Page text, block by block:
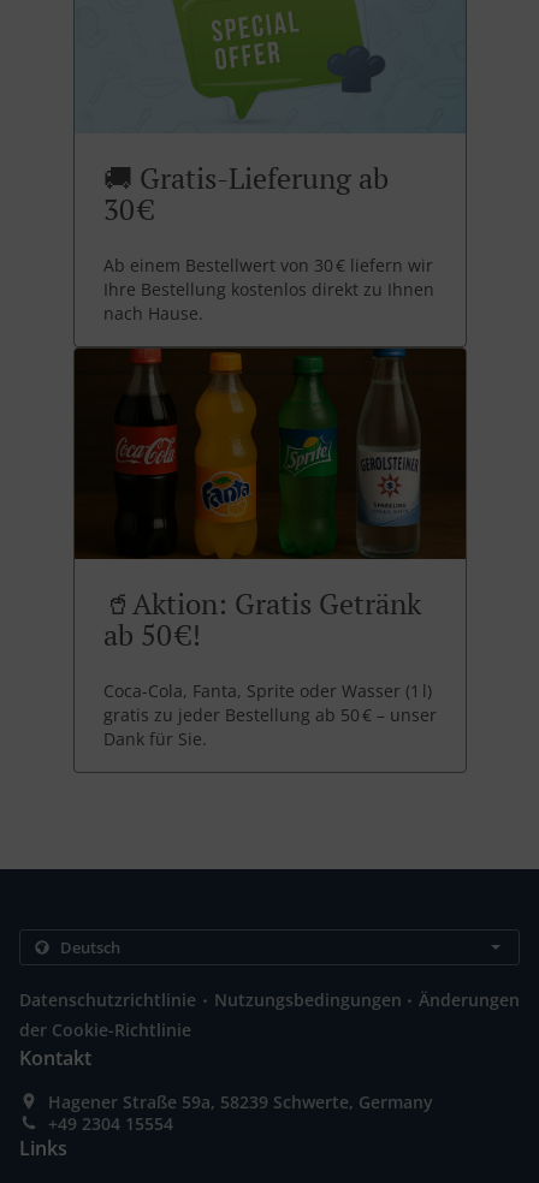
🚚 Gratis-Lieferung ab
30 €
Ab einem Bestellwert von 30 € liefern wir
Ihre Bestellung kostenlos direkt zu Ihnen
nach Hause.
🥤Aktion: Gratis Getränk
ab 50 €!
Coca-Cola, Fanta, Sprite oder Wasser (1 l)
gratis zu jeder Bestellung ab 50 € – unser
Dank für Sie.
Datenschutzrichtlinie . Nutzungsbedingungen . Änderungen
der Cookie-Richtlinie
Kontakt
Hagener Straße 59a, 58239 Schwerte, Germany
+49 2304 15554
Links